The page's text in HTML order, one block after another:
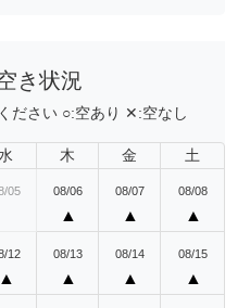
き状況
ださい ○:空あり ✕:空なし
木 金 土
05 08/06
▲
08/07
▲
08/08
▲
12
▲
08/13
▲
08/14
▲
08/15
▲